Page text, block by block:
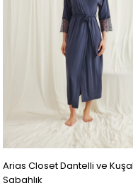
Arias Closet Dantelli ve
Sabahlık